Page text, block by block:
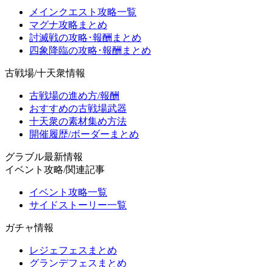
メインクエスト攻略一覧
マグナ攻略まとめ
討滅戦の攻略･報酬まとめ
四象降臨の攻略･報酬まとめ
古戦場/十天衆情報
古戦場の進め方/報酬
おすすめの古戦場武器
十天衆の素材集め方法
開催履歴/ボーダーまとめ
グラブル最新情報
イベント攻略/関連記事
イベント攻略一覧
サイドストーリー一覧
ガチャ情報
レジェフェスまとめ
グランデフェスまとめ